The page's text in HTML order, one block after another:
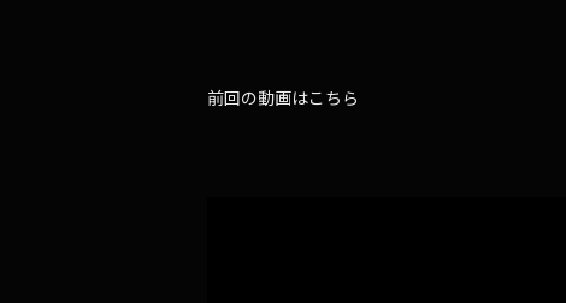
前回の動画はこちら